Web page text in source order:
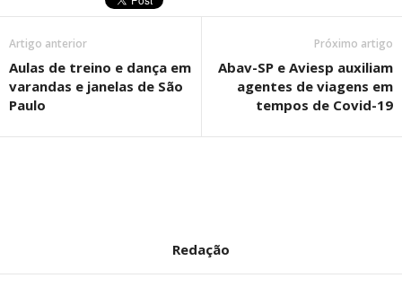
Artigo anterior
Aulas de treino e dança em
varandas e janelas de São
Paulo
Próximo artigo
Abav-SP e Aviesp auxiliam
agentes de viagens em
tempos de Covid-19
Redação